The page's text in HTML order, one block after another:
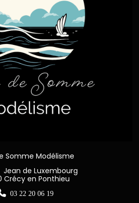
Somme Modélisme
Jean de Luxembourg
Crécy en Ponthieu
03 22 20 06 19